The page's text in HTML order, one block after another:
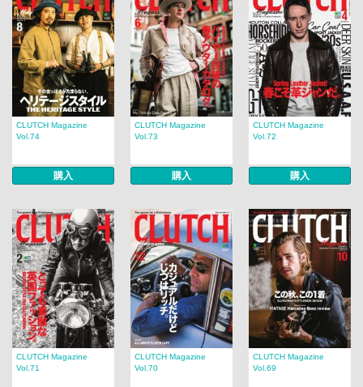
CLUTCH Magazine
Vol.74
購入
CLUTCH Magazine
Vol.73
購入
CLUTCH Magazine
Vol.72
購入
CLUTCH Magazine
Vol.71
CLUTCH Magazine
Vol.70
CLUTCH Magazine
Vol.69